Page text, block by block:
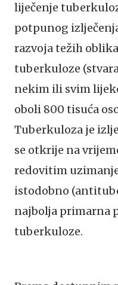
liječenje
potpunog
razvoja težih
tuberkuloze
nekim ili svim
oboli 800 tisuća
Tuberkuloza je
se otkrije na
redovitim
istodobno
najbolja primarna
tuberkuloze.